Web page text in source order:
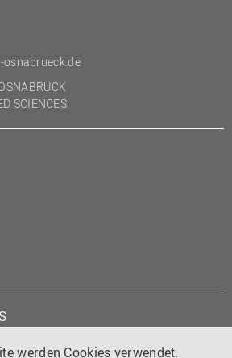
werden Cookies verwendet.
osnabrueck.de
SCIENCES